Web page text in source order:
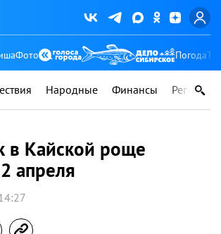
Фото Погода
Народные Финансы Регионы
в Кайской роще
апреля